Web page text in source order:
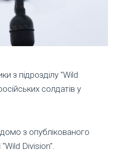
з підрозділу "Wild
солдатів у
з опублікованого
Division".